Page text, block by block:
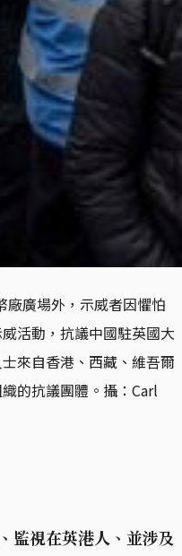
廠廣場外，示威者因懼怕
活動，抗議中國駐英國大
來自香港、西藏、維吾爾
的抗議團體。攝：Carl
監視在英港人、並涉及